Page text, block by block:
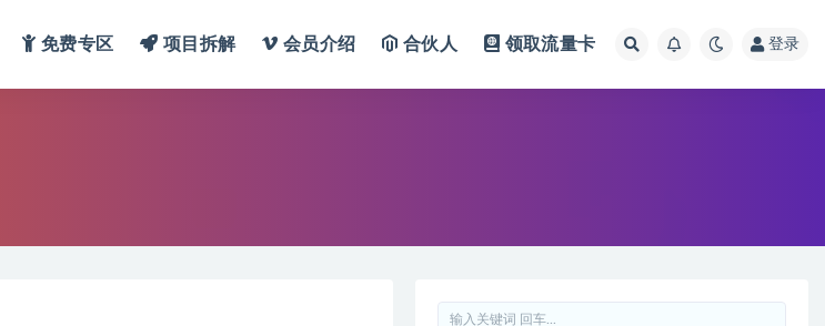
免费专区 项目拆解 会员介绍 合伙人 领取流量卡 登录